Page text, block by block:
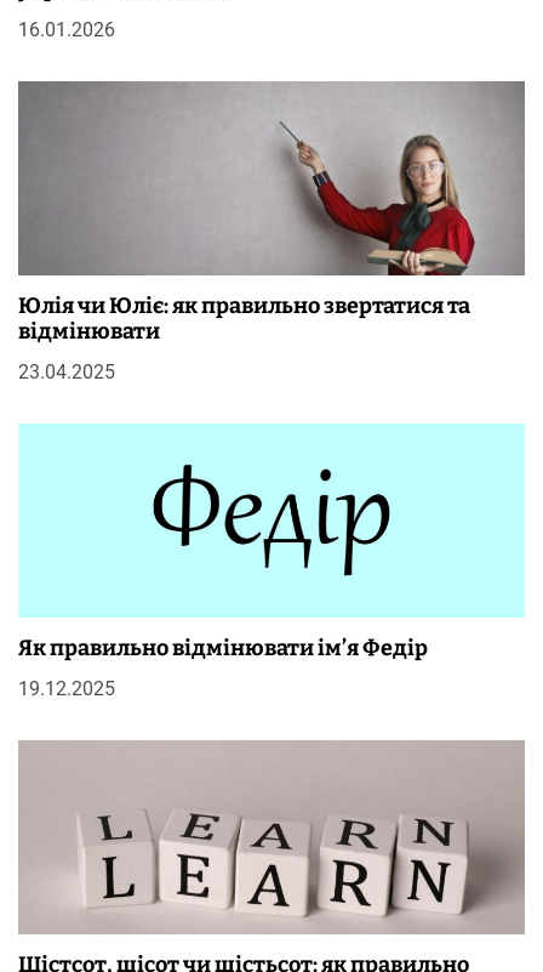
16.01.2026
Юлія чи Юліє: як правильно звертатися та
відмінювати
23.04.2025
Як правильно відмінювати ім’я Федір
19.12.2025
Шістсот, шісот чи шістьсот: як правильно